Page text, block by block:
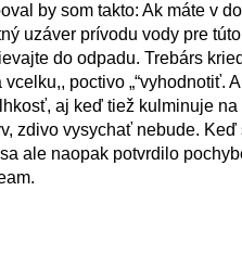
by som takto: Ak máte v
uzáver prívodu vody pre
do odpadu. Trebárs
poctivo „“vyhodnotiť.
aj keď tiež kulminuje
zdivo vysychať nebude. Keď
ale naopak potvrdilo